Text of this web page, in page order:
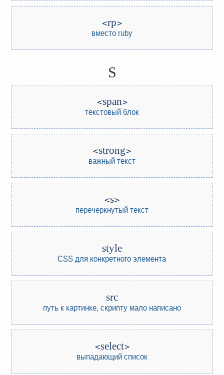
rp
вместо ruby
S
span
текстовый блок
strong
важный текст
s
перечеркнутый текст
style
CSS для конкретного элемента
src
путь к картинке, скрипту мало написано
select
выпадающий список